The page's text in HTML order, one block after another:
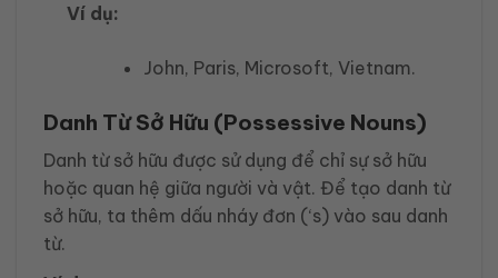
Ví dụ:
John, Paris, Microsoft, Vietnam.
Danh Từ Sở Hữu (Possessive Nouns)
Danh từ sở hữu được sử dụng để chỉ sự sở hữu
hoặc quan hệ giữa người và vật. Để tạo danh từ
sở hữu, ta thêm dấu nháy đơn (‘s) vào sau danh
từ.